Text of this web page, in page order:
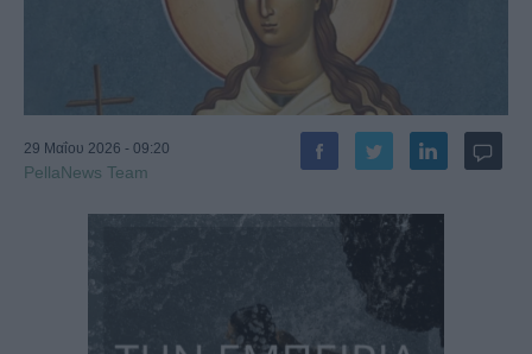
29 Μαΐου 2026 - 09:20
PellaNews Team